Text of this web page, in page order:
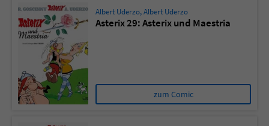
Albert Uderzo,Albert Uderzo
Asterix 29: Asterix und Maestria
zum Comic